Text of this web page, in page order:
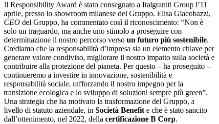
Il Responsibility Award è stato consegnato a Italgraniti Group l’11
aprile, presso lo showroom milanese del Gruppo. Elisa Giacobazzi,
CEO del Gruppo, ha commentato così il riconoscimento: “Non è
solo un traguardo, ma anche uno stimolo a proseguire con
determinazione il nostro percorso verso un futuro più sostenibile.
Crediamo che la responsabilità d’impresa sia un elemento chiave per
generare valore condiviso, migliorare il nostro impatto sulla società e
contribuire alla protezione del pianeta. Per questo – ha proseguito –
continueremo a investire in innovazione, sostenibilità e
responsabilità sociale, rafforzando il nostro impegno per la
transizione ecologica e lo sviluppo di soluzioni sempre più green”.
Una strategia che ha motivato la trasformazione del Gruppo, a
livello di statuto aziendale, in Società Benefite che è stato sancito
dall’ottenimento, nel 2022, della certificazione B Corp.